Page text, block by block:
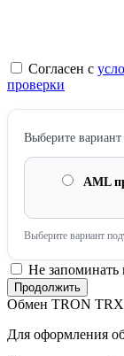
Согласен с
проверки
Выберите
AML
Выберите вариант
Не
Обмен TRON TRX
Для оформления